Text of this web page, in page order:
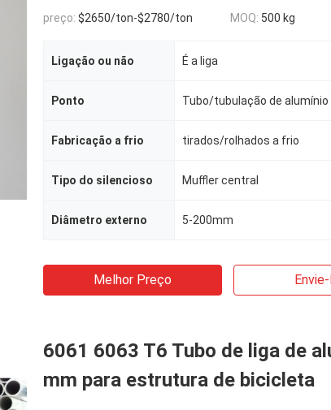
preço: $2650/ton-$2780/ton MOQ: 500 kg
Ligação ou não É a liga
Ponto Tubo/tubulação de alumínio
Fabricação a frio tirados/rolhados a frio
Tipo do silencioso Muffler central
Diâmetro externo 5-200mm
Melhor Preço
6061 6063 T6 Tubo de liga de
mm para estrutura de bicicleta